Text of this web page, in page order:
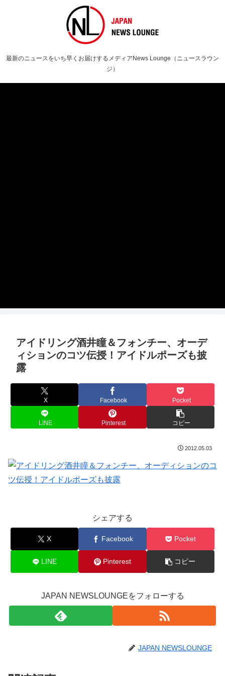
最新のニュースをいち早くお届けするメディアNews Lounge（ニュースラウン
ジ）
アイドリング酒井瞳＆フォンチー、オーデ
ィションのコツ伝授！アイドルポーズも披
露
X Facebook Pocket
LINE Pinterest コピー
2012.05.03
シェアする
X Facebook Pocket
LINE Pinterest コピー
JAPAN NEWSLOUNGEをフォローする
JAPAN NEWSLOUNGE